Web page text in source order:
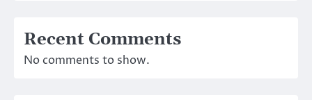
Recent Comments
No comments to show.